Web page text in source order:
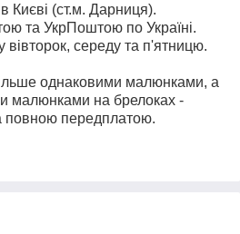
Києві (ст.м. Дарниця).
та УкрПоштою по Україні.
вівторок, середу та п'ятницю.
однаковими малюнками, а
малюнками на брелоках -
повною передплатою.